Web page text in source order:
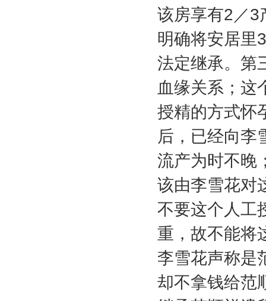
该房享有2 ／3
明确将安居里
法定继承。第
血缘关系；这
授精的方式怀
后，已经向李
流产为时不晚
该由李雪花对
不要这个人工
重，故不能将
李雪花声称是
却不拿钱给范